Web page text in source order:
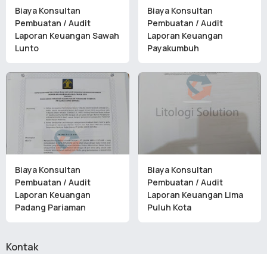
Biaya Konsultan
Pembuatan / Audit
Laporan Keuangan Sawah
Lunto
Biaya Konsultan
Pembuatan / Audit
Laporan Keuangan
Payakumbuh
Biaya Konsultan
Pembuatan / Audit
Laporan Keuangan
Padang Pariaman
Biaya Konsultan
Pembuatan / Audit
Laporan Keuangan Lima
Puluh Kota
Kontak